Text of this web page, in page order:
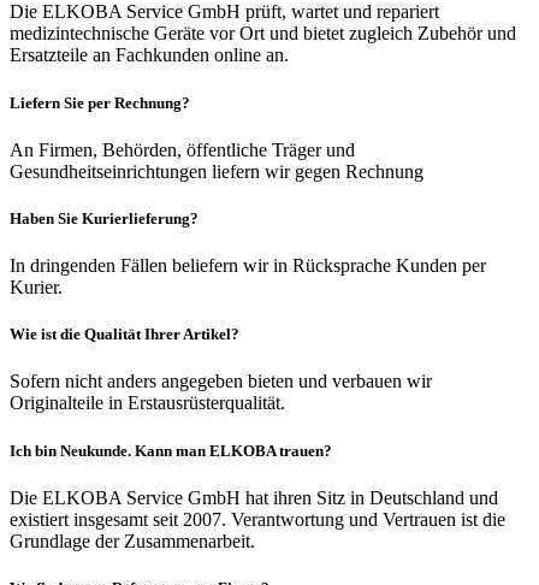
Die ELKOBA Service GmbH prüft, wartet und repariert
medizintechnische Geräte vor Ort und bietet zugleich Zubehör und
Ersatzteile an Fachkunden online an.
Liefern Sie per Rechnung?
An Firmen, Behörden, öffentliche Träger und
Gesundheitseinrichtungen liefern wir gegen Rechnung
Haben Sie Kurierlieferung?
In dringenden Fällen beliefern wir in Rücksprache Kunden per
Kurier.
Wie ist die Qualität Ihrer Artikel?
Sofern nicht anders angegeben bieten und verbauen wir
Originalteile in Erstausrüsterqualität.
Ich bin Neukunde. Kann man ELKOBA trauen?
Die ELKOBA Service GmbH hat ihren Sitz in Deutschland und
existiert insgesamt seit 2007. Verantwortung und Vertrauen ist die
Grundlage der Zusammenarbeit.